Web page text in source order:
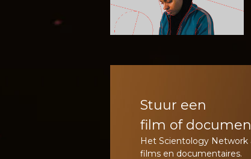
Stuur een
film of
Het Scientology
films en documentaires.